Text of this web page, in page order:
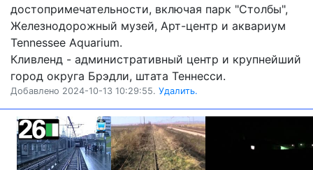
достопримечательности, включая парк "Столбы",
Железнодорожный музей, Арт-центр и аквариум
Tennessee Aquarium.
Кливленд - административный центр и крупнейший
город округа Брэдли, штата Теннесси.
Добавлено 2024-10-13 10:29:55. Удалить.